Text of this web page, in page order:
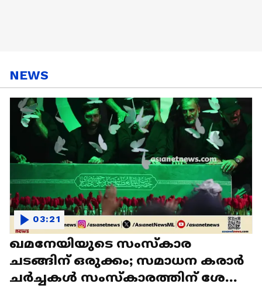
NEWS
ഖമനേയിയുടെ സംസ്കാര
ചടങ്ങിന് ഒരുക്കം; സമാധന കരാര്‍
ചര്‍ച്ചകൾ സംസ്കാരത്തിന് ശേഷം
03:21